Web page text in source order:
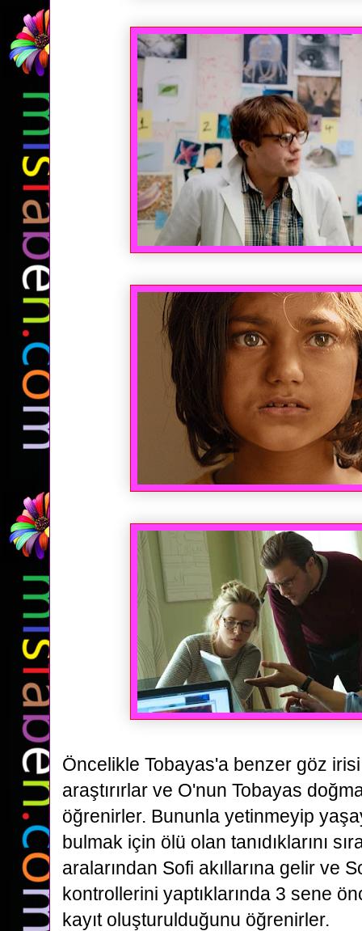
Öncelikle Tobayas'a benzer göz
araştırırlar ve O'nun Tobayas
öğrenirler. Bununla yetinmeyip
bulmak için ölü olan tanıdıklarını
aralarından Sofi akıllarına gelir ve
kontrollerini yaptıklarında 3 sene
kayıt oluşturulduğunu öğrenirler.